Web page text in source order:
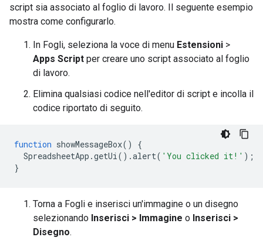
script sia associato al foglio di lavoro. Il seguente esempio
mostra come configurarlo.
In Fogli, seleziona la voce di menu Estensioni >
Apps Script per creare uno script associato al foglio
di lavoro.
Elimina qualsiasi codice nell'editor di script e incolla il
codice riportato di seguito.
function showMessageBox()
{
SpreadsheetApp .getUi().alert( 'You clicked it!' );
}
Torna a Fogli e inserisci un'immagine o un disegno
selezionando Inserisci > Immagine o Inserisci >
Disegno.